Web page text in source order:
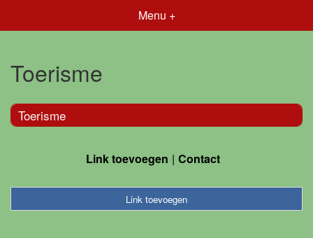
Menu +
Toerisme
Toerisme
Link toevoegen Contact
Link toevoegen